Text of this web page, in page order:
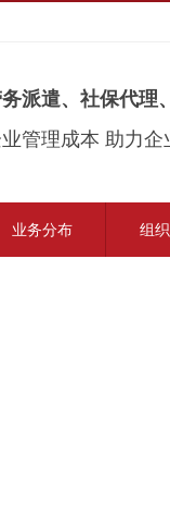
派遣、社保代理
管理成本 助力企
业务分布 组